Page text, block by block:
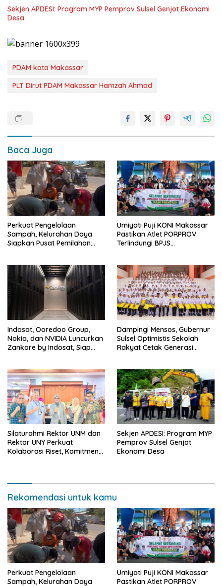
Sekjen APDESI: Program MYP Pemprov Sulsel Genjot Ekonomi
Desa
PDAM kota Makassar
PLT Dirut PDAM Makassar Hamzah Ahmad
Baca Juga
Perkuat Pengelolaan
Sampah, Kelurahan Daya
Siapkan Pusat Pemilahan
Umiyati Puji KONI Makassar
Pastikan Atlet PORPROV
Terlindungi BPJS
Indosat, Ooredoo Group,
Nokia, dan NVIDIA Luncurkan
Zankore by Indosat, Siap
Infrastruktur AI Terintegerasi
Dampingi Mensos, Gubernur
Sulsel Optimistis Sekolah
Rakyat Cetak Generasi
Silaturahmi Rektor UNM dan
Rektor UNY Perkuat
Kolaborasi Riset, Komitmen
Sekjen APDESI: Program MYP
Pemprov Sulsel Genjot
Ekonomi Desa
Rekomendasi untuk kamu
Perkuat Pengelolaan
Sampah, Kelurahan Daya
Umiyati Puji KONI Makassar
Pastikan Atlet PORPROV